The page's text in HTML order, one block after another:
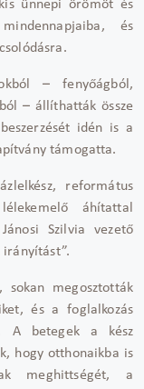
ünnepi örömöt és
és
– fenyőágból,
– állíthatták össze
idén is a
támogatta.
református
ő áhítattal
ánosi Szilvia vezető
irányítást”.
megosztották
és a foglalkozás
A betegek a kész
hogy otthonaikba is
meghittségét, a